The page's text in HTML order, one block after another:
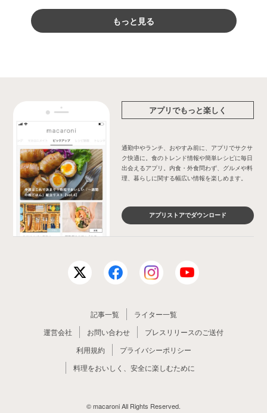
もっと見る
アプリでもっと楽しく
通勤中やランチ、おやすみ前に、アプリでサクサ
ク快適に。食のトレンド情報や簡単レシピに毎日
出会えるアプリ。内食・外食問わず、グルメや料
理、暮らしに関する幅広い情報を楽しめます。
アプリストアでダウンロード
記事一覧
ライター一覧
運営会社
お問い合わせ
プレスリリースのご送付
利用規約
プライバシーポリシー
料理をおいしく、安全に楽しむために
© macaroni All Rights Reserved.